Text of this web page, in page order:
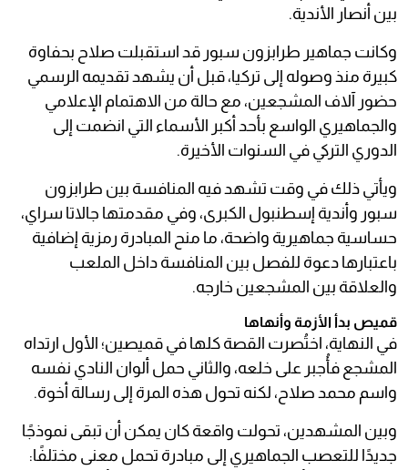
بين أنصار الأندية.
وكانت جماهير طرابزون سبور قد استقبلت صلاح بحفاوة
كبيرة منذ وصوله إلى تركيا، قبل أن يشهد تقديمه الرسمي
حضور آلاف المشجعين، مع حالة من الاهتمام الإعلامي
والجماهيري الواسع بأحد أكبر الأسماء التي انضمت إلى
الدوري التركي في السنوات الأخيرة.
ويأتي ذلك في وقت تشهد فيه المنافسة بين طرابزون
سبور وأندية إسطنبول الكبرى، وفي مقدمتها جالاتا سراي،
حساسية جماهيرية واضحة، ما منح المبادرة رمزية إضافية
باعتبارها دعوة للفصل بين المنافسة داخل الملعب
والعلاقة بين المشجعين خارجه.
قميص بدأ الأزمة وأنهاها
في النهاية، اختُصرت القصة كلها في قميصين؛ الأول ارتداه
المشجع فأُجبر على خلعه، والثاني حمل ألوان النادي نفسه
واسم محمد صلاح، لكنه تحول هذه المرة إلى رسالة أخوة.
وبين المشهدين، تحولت واقعة كان يمكن أن تبقى نموذجًا
جديدًا للتعصب الجماهيري إلى مبادرة تحمل معنى مختلفًا: